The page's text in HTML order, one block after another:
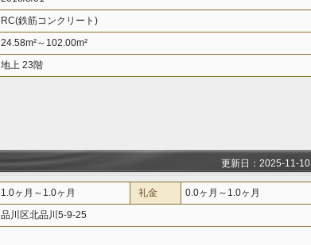
RC(鉄筋コンクリート)
24.58m²～102.00m²
地上 23階
更新日：2025-11-10
1.0ヶ月～1.0ヶ月 礼金
0.0ヶ月～1.0ヶ月
品川区北品川5-9-25